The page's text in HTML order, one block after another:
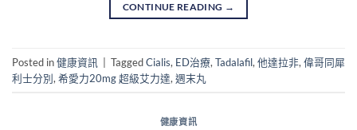
CONTINUE READING →
Posted in健康資訊 TaggedCialis, ED治療, Tadalafil, 他達拉非, 偉哥同犀
利士分別, 希愛力20mg 超級艾力達, 週末丸
健康資訊